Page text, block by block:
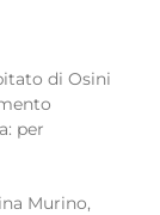
di Osini
per
Murino,